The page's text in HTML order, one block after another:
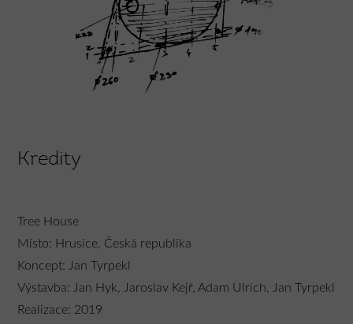
Kredity
Tree House
Místo: Hrusice, Česká republika
Koncept: Jan Tyrpekl
Výstavba: Jan Hyk, Jaroslav Kejř, Adam Ulrich, Jan Tyrpekl
Realizace: 2019